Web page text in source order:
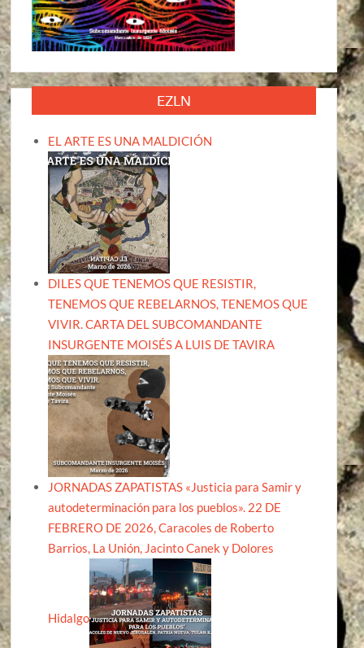
EZLN
EL ARTE ES UNA MALDICIÓN
DILES QUE TENEMOS QUE RESISTIR,
TENEMOS QUE REBELARNOS, TENEMOS QUE
VIVIR. CARTA DEL SUBCOMANDANTE
INSURGENTE MOISÉS A LUIS DE TAVIRA
JORNADAS ZAPATISTAS «Justicia para Samir y
autodeterminación para los pueblos». 22 DE
FEBRERO DE 2026, Caracoles de Roberto
Barrios, La Unión, Jacinto Canek y Dolores
Hidalgo